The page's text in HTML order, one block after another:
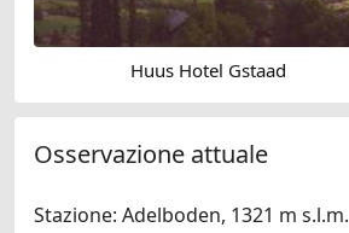
Huus Hotel Gstaad
Osservazione attuale
Stazione: Adelboden, 1321 m s.l.m.